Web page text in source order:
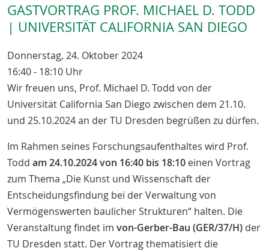
GASTVORTRAG PROF. MICHAEL D. TODD
| UNIVERSITÄT CALIFORNIA SAN DIEGO
Donnerstag, 24. Oktober 2024
16:40 - 18:10 Uhr
Wir freuen uns, Prof. Michael D. Todd von der
Universität California San Diego zwischen dem 21.10.
und 25.10.2024 an der TU Dresden begrüßen zu dürfen.
Im Rahmen seines Forschungsaufenthaltes wird Prof.
Todd am 24.10.2024 von 16:40 bis 18:10 einen Vortrag
zum Thema „Die Kunst und Wissenschaft der
Entscheidungsfindung bei der Verwaltung von
Vermögenswerten baulicher Strukturen“ halten. Die
Veranstaltung findet im von-Gerber-Bau (GER/37/H) der
TU Dresden statt. Der Vortrag thematisiert die